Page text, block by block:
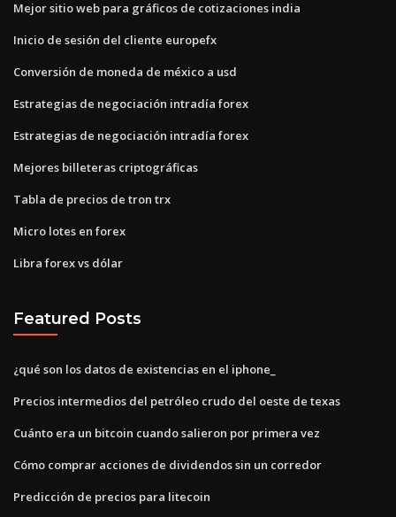
Mejor sitio web para gráficos de cotizaciones india
Inicio de sesión del cliente europefx
Conversión de moneda de méxico a usd
Estrategias de negociación intradía forex
Estrategias de negociación intradía forex
Mejores billeteras criptográficas
Tabla de precios de tron ​​trx
Micro lotes en forex
Libra forex vs dólar
Featured Posts
¿qué son los datos de existencias en el iphone_
Precios intermedios del petróleo crudo del oeste de texas
Cuánto era un bitcoin cuando salieron por primera vez
Cómo comprar acciones de dividendos sin un corredor
Predicción de precios para litecoin